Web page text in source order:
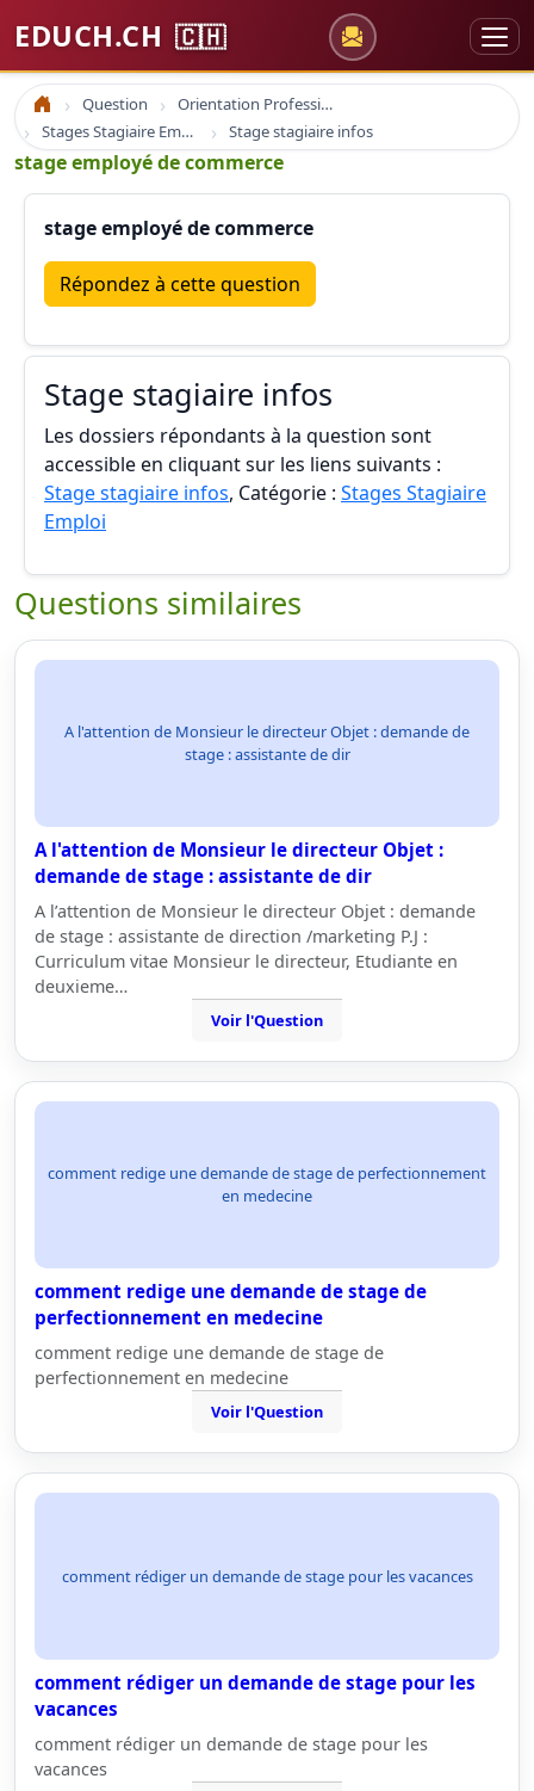
EDUCH.CH 🇨🇭
Accueil Question
Orientation Professionnelle
Stages Stagiaire Emploi
Stage stagiaire infos
stage employé de commerce
stage employé de commerce
Répondez à cette question
Stage stagiaire infos
Les dossiers répondants à la question sont
accessible en cliquant sur les liens suivants :
Stage stagiaire infos, Catégorie : Stages Stagiaire
Emploi
Questions similaires
A l'attention de Monsieur le directeur Objet : demande de
stage : assistante de dir
A l'attention de Monsieur le directeur Objet :
demande de stage : assistante de dir
A l’attention de Monsieur le directeur Objet : demande
de stage : assistante de direction /marketing P.J :
Curriculum vitae Monsieur le directeur, Etudiante en
deuxieme…
Voir l'Question
comment redige une demande de stage de perfectionnement
en medecine
comment redige une demande de stage de
perfectionnement en medecine
comment redige une demande de stage de
perfectionnement en medecine
Voir l'Question
comment rédiger un demande de stage pour les vacances
comment rédiger un demande de stage pour les
vacances
comment rédiger un demande de stage pour les
vacances